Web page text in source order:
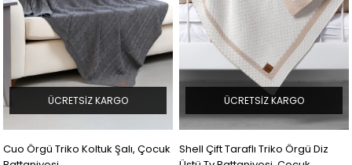
Cuo Örgü Triko Koltuk Şalı, Çocuk
ÜCRETSIZ KARGO
Shell Çift Taraflı Triko Örgü Diz
ÜCRETSIZ KARGO